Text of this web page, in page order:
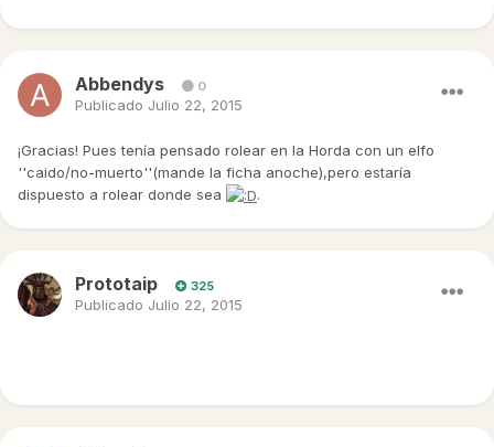
Abbendys 0
Publicado Julio 22, 2015
¡Gracias! Pues tenía pensado rolear en la Horda con un elfo
''caido/no-muerto''(mande la ficha anoche),pero estaría
dispuesto a rolear donde sea
.
Prototaip 325
Publicado Julio 22, 2015